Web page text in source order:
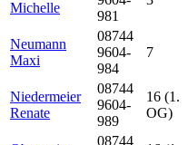
Michelle
981
Neumann
Maxi
08744
9604-
984
7
Niedermeier
Renate
08744
9604-
989
16 (1.
OG)
08744